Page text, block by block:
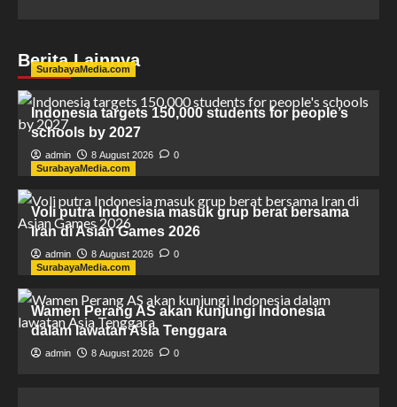
Berita Lainnya
SurabayaMedia.com
Indonesia targets 150,000 students for people’s
schools by 2027
admin 8 August 2026
0
SurabayaMedia.com
Voli putra Indonesia masuk grup berat bersama
Iran di Asian Games 2026
admin 8 August 2026
0
SurabayaMedia.com
Wamen Perang AS akan kunjungi Indonesia
dalam lawatan Asia Tenggara
admin 8 August 2026 0